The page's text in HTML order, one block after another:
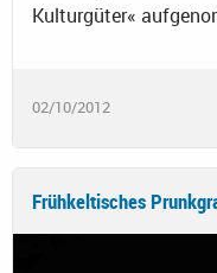
Kulturgüter«
02/10/2012
Frühkeltisches